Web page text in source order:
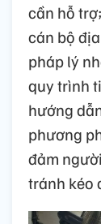
cần hỗ
cán bộ
pháp lý
quy trình
hướng
phương
đảm
tránh kéo